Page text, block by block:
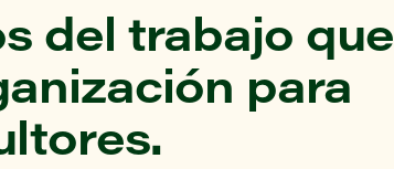
del trabajo que
para